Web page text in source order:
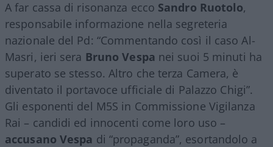
A far cassa di risonanza ecco Sandro Ruotolo,
responsabile informazione nella segreteria
nazionale del Pd: “Commentando così il caso Al-
Masri, ieri sera Bruno Vespa nei suoi 5 minuti ha
superato se stesso. Altro che terza Camera, è
diventato il portavoce ufficiale di Palazzo Chigi”.
Gli esponenti del M5S in Commissione Vigilanza
Rai – candidi ed innocenti come loro uso –
accusano Vespa di “propaganda”, esortandolo a